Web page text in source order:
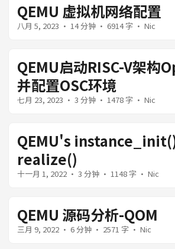
QEMU 虚拟机网络配置
八月 5, 2023 · 14 分钟 · 6914 字 · Nic
QEMU启动RISC-V架构
并配置OSC环境
七月 23, 2023 · 3 分钟 · 1478 字 · Nic
QEMU's
realize()
十一月 1, 2022 · 3 分钟 · 1148 字 · Nic
QEMU 源码分析-QOM
三月 9, 2022 · 6 分钟 · 2571 字 · Nic